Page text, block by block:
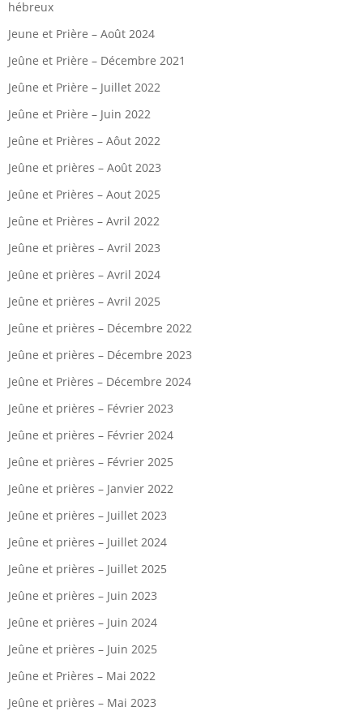
hébreux
Jeune et Prière – Août 2024
Jeûne et Prière – Décembre 2021
Jeûne et Prière – Juillet 2022
Jeûne et Prière – Juin 2022
Jeûne et Prières – Aôut 2022
Jeûne et prières – Août 2023
Jeûne et Prières – Aout 2025
Jeûne et Prières – Avril 2022
Jeûne et prières – Avril 2023
Jeûne et prières – Avril 2024
Jeûne et prières – Avril 2025
Jeûne et prières – Décembre 2022
Jeûne et prières – Décembre 2023
Jeûne et Prières – Décembre 2024
Jeûne et prières – Février 2023
Jeûne et prières – Février 2024
Jeûne et prières – Février 2025
Jeûne et prières – Janvier 2022
Jeûne et prières – Juillet 2023
Jeûne et prières – Juillet 2024
Jeûne et prières – Juillet 2025
Jeûne et prières – Juin 2023
Jeûne et prières – Juin 2024
Jeûne et prières – Juin 2025
Jeûne et Prières – Mai 2022
Jeûne et prières – Mai 2023